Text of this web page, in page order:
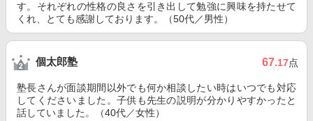
す。それぞれの性格の良さを引き出して勉強に興味を持たせて
くれ、とても感謝しております。（50代／男性）
個太郎塾 67.17点
塾長さんが面談期間以外でも何か相談したい時はいつでも対応
してくださいました。子供も先生の説明が分かりやすかったと
話していました。（40代／女性）